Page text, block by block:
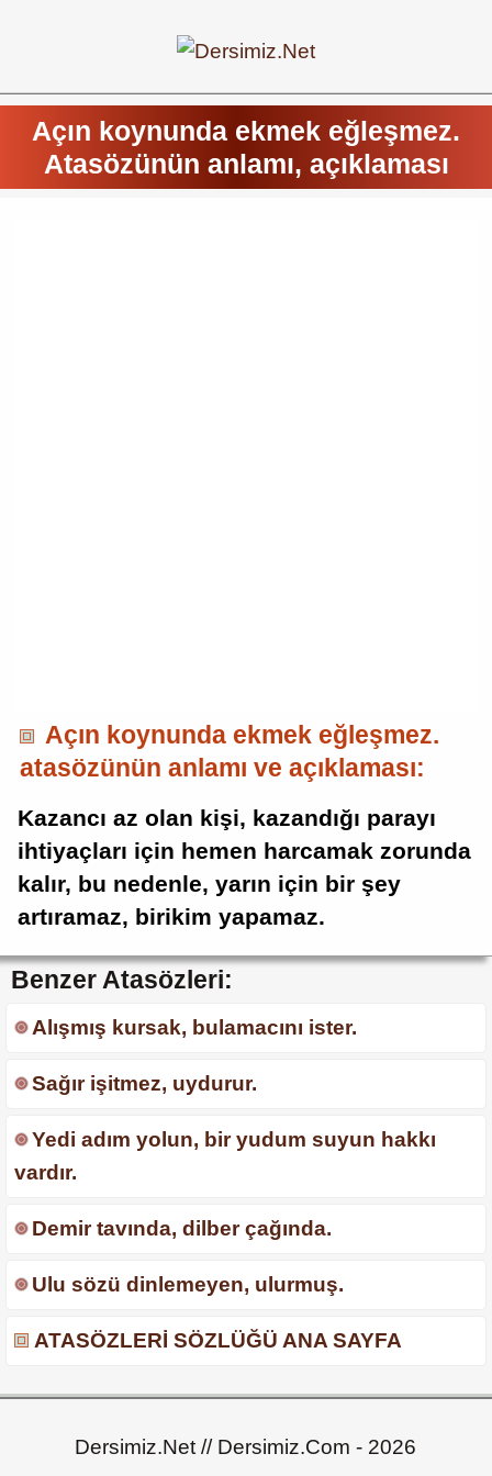
Açın koynunda ekmek eğleşmez.
Atasözünün anlamı, açıklaması
Açın koynunda ekmek eğleşmez.
atasözünün anlamı ve açıklaması:
Kazancı az olan kişi, kazandığı parayı
ihtiyaçları için hemen harcamak zorunda
kalır, bu nedenle, yarın için bir şey
artıramaz, birikim yapamaz.
Benzer Atasözleri:
Alışmış kursak, bulamacını ister.
Sağır işitmez, uydurur.
Yedi adım yolun, bir yudum suyun hakkı
vardır.
Demir tavında, dilber çağında.
Ulu sözü dinlemeyen, ulurmuş.
ATASÖZLERİ SÖZLÜĞÜ ANA SAYFA
Dersimiz.Net // Dersimiz.Com - 2026